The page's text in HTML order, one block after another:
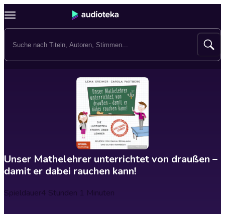
Unser Mathelehrer unterrichtet von draußen –
damit er dabei rauchen kann!
Spieldauer4 Stunden 1 Minuten